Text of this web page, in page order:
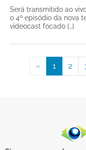
Será transmitido ao
o 4º episódio da nova
videocast focado […]
« 1 2